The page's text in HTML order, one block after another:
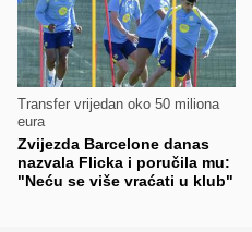
Transfer vrijedan oko 50 miliona
eura
Zvijezda Barcelone danas
nazvala Flicka i poručila mu:
"Neću se više vraćati u klub"